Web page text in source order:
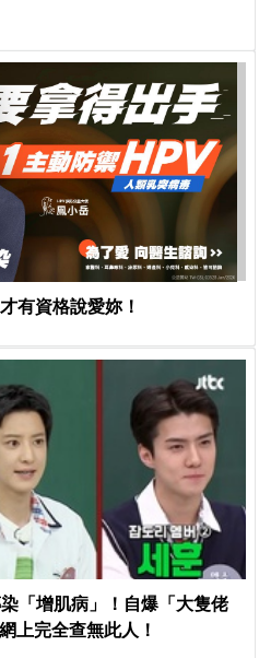
有資格說愛妳！
「增肌病」！自爆「大隻佬
上完全查無此人！